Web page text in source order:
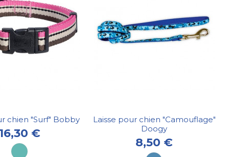
chien "Surf" Bobby
16,30 €
Laisse pour chien "Camouflage"
Doogy
8,50 €